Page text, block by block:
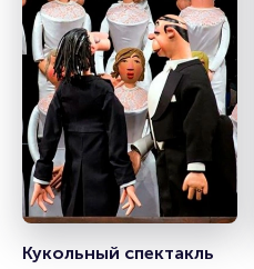
Кукольный спектакль